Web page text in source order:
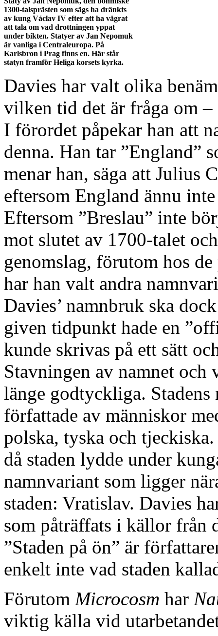
1300-talsprästen som sägs ha dränkts
av kung Václav IV efter att ha vägrat
att tala om vad drottningen yppat
under bikten. Statyer av Jan Nepomuk
är vanliga i Centraleuropa. På
Karlsbron i Prag finns en. Här står
statyn framför Heliga korsets kyrka.
Davies har valt olika
vilken tid det är fråga om –
I förordet påpekar han att
denna. Han tar ”England”
menar han, säga att Julius
eftersom England ännu
Eftersom ”Breslau” inte
mot slutet av 1700-talet
genomslag, förutom hos
har han valt andra
Davies’ namnbruk ska
given tidpunkt hade en
kunde skrivas på ett sätt
Stavningen av namnet
länge godtyckliga.
författade av människor
polska, tyska och
då staden lydde under
namnvariant som ligger
staden: Vratislav. Davies
som påträffats i källor från
”Staden på ön” är
enkelt inte vad staden
Förutom Microcosm har
viktig källa vid